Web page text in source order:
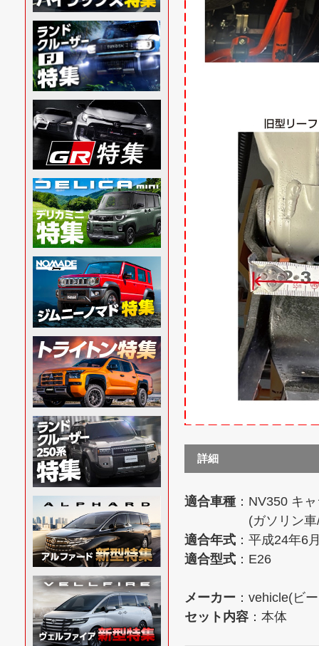
詳細
適合車種 ：NV350 キ
(ガソリン車/ディ
適合年式 ：平成24年6
適合型式 ：E26
メーカー ：vehicle(ビ
セット内容 ：本体